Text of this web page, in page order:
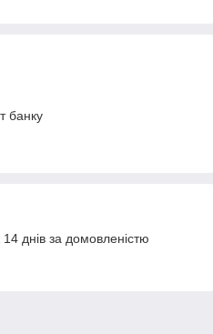
банку
днів за домовленістю